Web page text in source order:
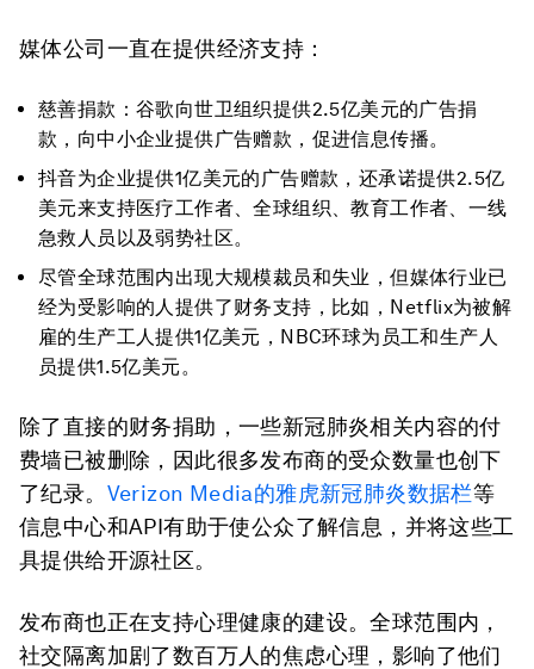
媒体公司一直在提供经济支持：
慈善捐款：谷歌向世卫组织提供2.5亿美元的广告捐
款，向中小企业提供广告赠款，促进信息传播。
抖音为企业提供1亿美元的广告赠款，还承诺提供2.5亿
美元来支持医疗工作者、全球组织、教育工作者、一线
急救人员以及弱势社区。
尽管全球范围内出现大规模裁员和失业，但媒体行业已
经为受影响的人提供了财务支持，比如，Netflix为被解
雇的生产工人提供1亿美元，NBC环球为员工和生产人
员提供1.5亿美元。
除了直接的财务捐助，一些新冠肺炎相关内容的付
费墙已被删除，因此很多发布商的受众数量也创下
了纪录。 Verizon Media的雅虎新冠肺炎数据栏等
信息中心和API有助于使公众了解信息，并将这些工
具提供给开源社区。
发布商也正在支持心理健康的建设。全球范围内，
社交隔离加剧了数百万人的焦虑心理，影响了他们